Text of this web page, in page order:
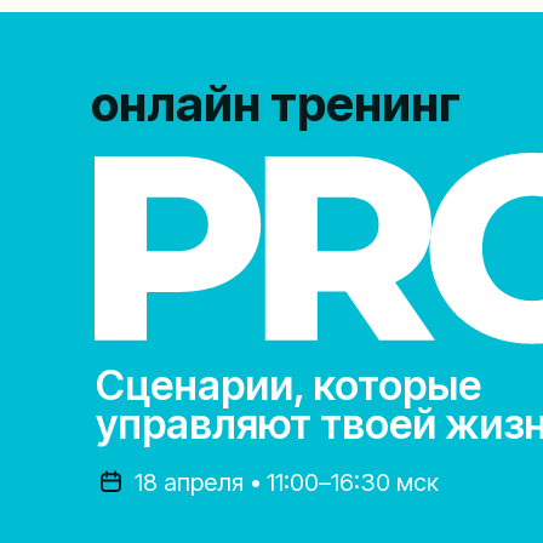
Сценарии, которые
управляют твоей
онлайн тренинг
18 апреля • 11:00–16:30 мск